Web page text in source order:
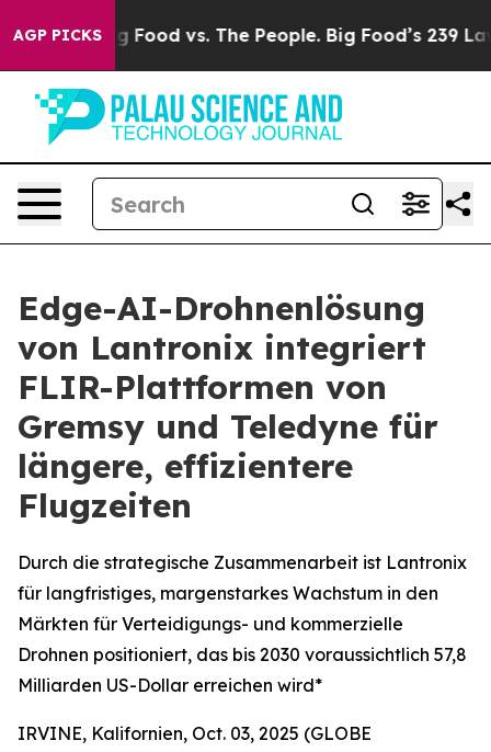
AGP PICKS
Big Food vs. The People. Big Food’s 239 Lawsuits
Edge-AI-Drohnenlösung
von Lantronix integriert
FLIR-Plattformen von
Gremsy und Teledyne für
längere, effizientere
Flugzeiten
Durch die strategische Zusammenarbeit ist Lantronix
für langfristiges, margenstarkes Wachstum in den
Märkten für Verteidigungs- und kommerzielle
Drohnen positioniert, das bis 2030 voraussichtlich 57,8
Milliarden US-Dollar erreichen wird*
IRVINE, Kalifornien, Oct. 03, 2025 (GLOBE